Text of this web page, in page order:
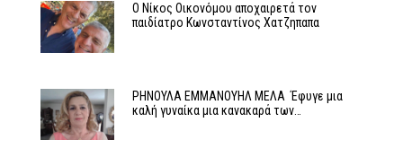
Ο Νίκος Οικονόμου αποχαιρετά τον
παιδίατρο Κωνσταντίνος Χατζηπαπα
ΡΗΝΟΥΛΑ ΕΜΜΑΝΟΥΗΛ ΜΕΛΑ Έφυγε μια
καλή γυναίκα μια κανακαρά των…